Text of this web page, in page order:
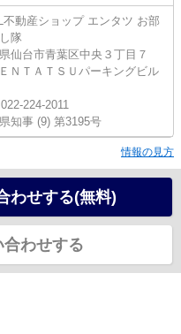
不動産ショップ エンタツ お部
隊
仙台市青葉区中央３丁目７
ＮＴＡＴＳＵパーキングビル
224-2011
知事 (9) 第3195号
情報の見方
わせする(無料)
合わせする